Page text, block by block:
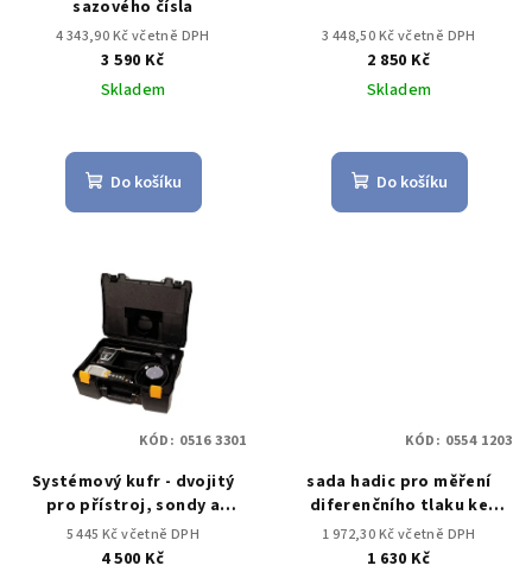
sazového čísla
4 343,90 Kč včetně DPH
3 590 Kč
Skladem
Do košíku
3 448,50 Kč včetně DPH
2 850 Kč
Skladem
Do košíku
Systémový kufr - dvojitý
pro přístroj, sondy a
příslušenství
5 445 Kč včetně DPH
4 500 Kč
KÓD: 0516 3301
sada hadic pro měření
diferenčního tlaku ke
zvýhodněné sadě
1 972,30 Kč včetně DPH
1 630 Kč
KÓD: 0554 1203